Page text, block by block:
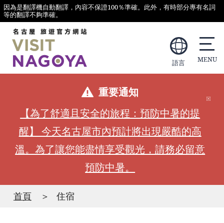
因為是翻譯機自動翻譯，內容不保證100％準確。此外，有時部分專有名詞
等的翻譯不夠準確。
語言
重要通知
【為了舒適且安全的旅程：預防中暑的提
醒】 今天名古屋市內預計將出現嚴酷的高
溫。為了讓您能盡情享受觀光，請務必留意
預防中暑。
首頁 住宿